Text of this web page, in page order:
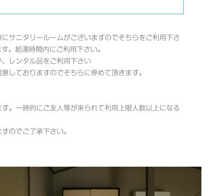
サニタリールームがございますのでそちらをご利用下さ
。給湯時間内にご利用下さい。
レンタル品をご利用下さい
しておりますのでそちらに停めて頂きます。
。一時的にご友人等が来られて利用上限人数以上になる
のでご了承下さい。